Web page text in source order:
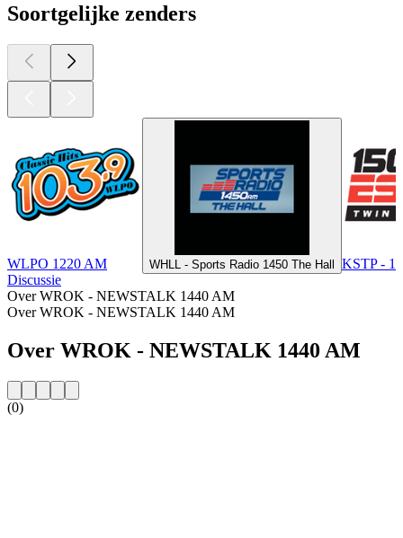
Soortgelijke zenders
WLPO 1220 AM
Discussie
WHLL - Sports Radio 1450 The Hall KSTP -
Over WROK - NEWSTALK 1440 AM
Over WROK - NEWSTALK 1440 AM
Over WROK - NEWSTALK 1440 AM
(0)